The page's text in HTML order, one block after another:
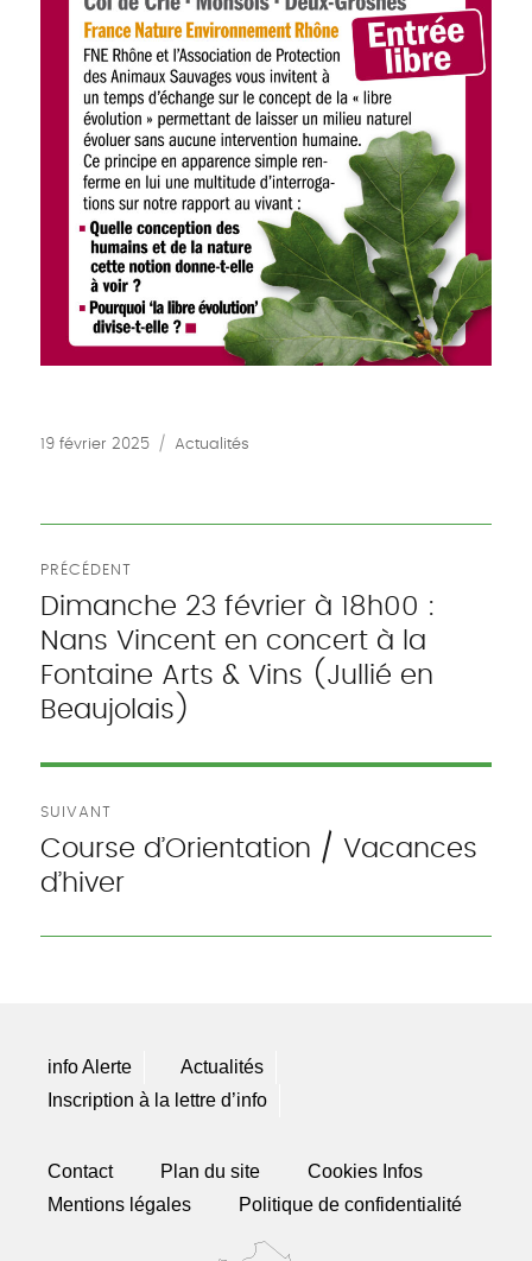
Publié
19 février 2025 Catégories
Actualités
de
l’article
PRÉCÉDENT
Publication
précédente :
Dimanche 23 février à 18h00 :
Nans Vincent en concert à la
Fontaine Arts & Vins (Jullié en
Beaujolais)
SUIVANT
Publication
suivante :
Course d’Orientation / Vacances
d’hiver
info Alerte
Actualités
Inscription à la lettre d’info
Contact Plan du site
Cookies Infos
Mentions légales
Politique de confidentialité